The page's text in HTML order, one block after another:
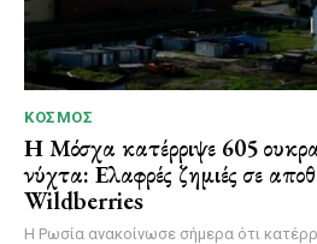
ΚΌΣΜΟΣ
Η Μόσχα κατέρριψε 605
νύχτα: Ελαφρές ζημιές σε
Wildberries
Η Ρωσία ανακοίνωσε σήμερα ότι